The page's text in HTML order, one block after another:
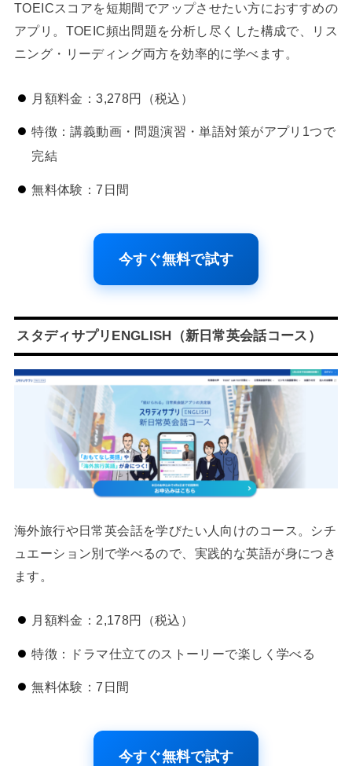
TOEICスコアを短期間でアップさせたい方におすすめの
アプリ。TOEIC頻出問題を分析し尽くした構成で、リス
ニング・リーディング両方を効率的に学べます。
月額料金：3,278円（税込）
特徴：講義動画・問題演習・単語対策がアプリ1つで
完結
無料体験：7日間
今すぐ無料で試す
スタディサプリENGLISH（新日常英会話コース）
海外旅行や日常英会話を学びたい人向けのコース。シチ
ュエーション別で学べるので、実践的な英語が身につき
ます。
月額料金：2,178円（税込）
特徴：ドラマ仕立てのストーリーで楽しく学べる
無料体験：7日間
今すぐ無料で試す